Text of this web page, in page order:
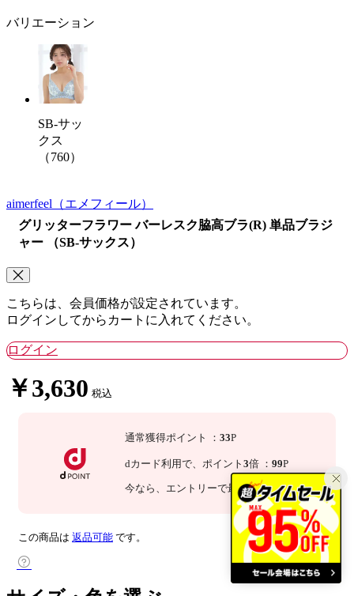
バリエーション
SB-サッ
クス
（760）
aimerfeel （エメフィール）
グリッターフラワー バーレスク脇高ブラ(R) 単品ブラジ
ャー （SB-サックス）
こちらは、会員価格が設定されています。
ログインしてからカートに入れてください。
ログイン
￥3,630 税込
通常獲得ポイント ： 33P
dカード利用で、 ポイント 3倍 ： 99P
今なら 、エントリーで最大 倍！詳細
この商品は 返品可能 です。